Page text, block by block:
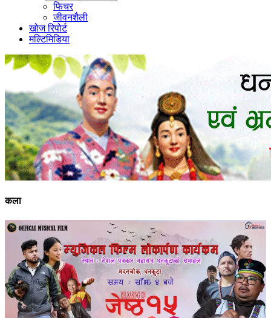
फिचर
जीवनशैली
खोज रिपोर्ट
मल्टिमिडिया
कला